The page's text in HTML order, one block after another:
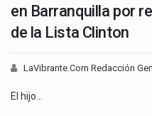
en Barranquilla por
de la Lista Clinton
LaVibrante.Com Redacción
El hijo…